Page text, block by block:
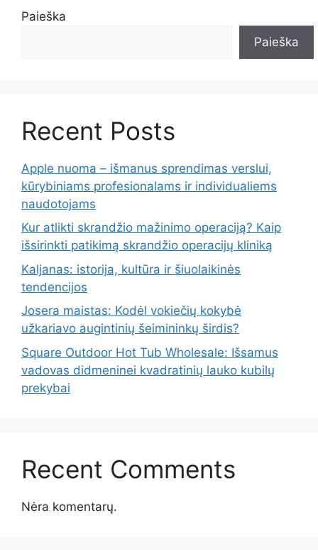
Paieška
Paieška
Recent Posts
Apple nuoma – išmanus sprendimas verslui,
kūrybiniams profesionalams ir individualiems
naudotojams
Kur atlikti skrandžio mažinimo operaciją? Kaip
išsirinkti patikimą skrandžio operacijų kliniką
Kaljanas: istorija, kultūra ir šiuolaikinės
tendencijos
Josera maistas: Kodėl vokiečių kokybė
užkariavo augintinių šeimininkų širdis?
Square Outdoor Hot Tub Wholesale: Išsamus
vadovas didmeninei kvadratinių lauko kubilų
prekybai
Recent Comments
Nėra komentarų.